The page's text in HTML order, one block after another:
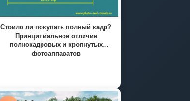
Стоило ли покупать полный кадр?
Принципиальное отличие
полнокадровых и кропнутых
фотоаппаратов